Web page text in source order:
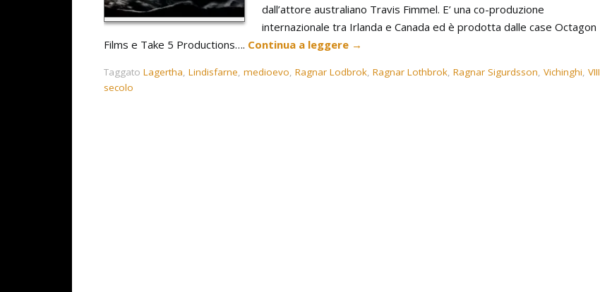
dall’attore australiano Travis Fimmel. E’ una co-produzione
internazionale tra Irlanda e Canada ed è prodotta dalle case Octagon
Films e Take 5 Productions…. Continua a leggere →
Taggato Lagertha, Lindisfarne, medioevo, Ragnar Lodbrok, Ragnar Lothbrok, Ragnar Sigurdsson, Vichinghi, VIII
secolo